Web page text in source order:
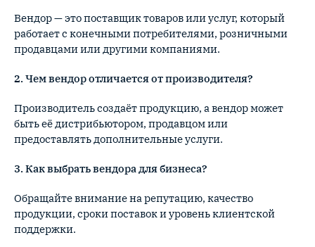
Вендор — это поставщик товаров или услуг, который
работает с конечными потребителями, розничными
продавцами или другими компаниями.
2. Чем вендор отличается от производителя?
Производитель создаёт продукцию, а вендор может
быть её дистрибьютором, продавцом или
предоставлять дополнительные услуги.
3. Как выбрать вендора для бизнеса?
Обращайте внимание на репутацию, качество
продукции, сроки поставок и уровень клиентской
поддержки.